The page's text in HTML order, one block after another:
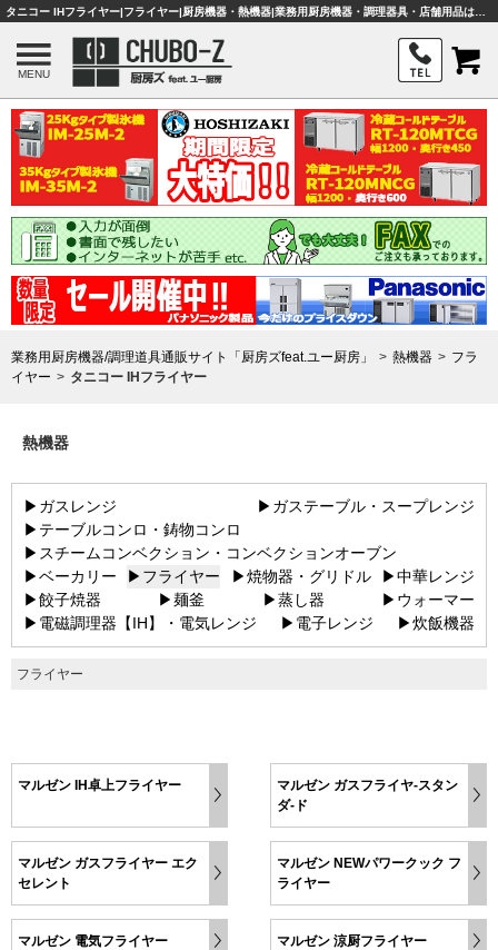
MENU
業務用厨房機器/調理道具通販サイト「厨房ズfeat.ユー厨房」 熱機器
フラ
イヤー
タニコー IHフライヤー
熱機器
▶ガスレンジ
▶ガステーブル・スープレンジ
▶テーブルコンロ・鋳物コンロ
▶スチームコンベクション・コンベクションオーブン
▶ベーカリー
▶フライヤー ▶焼物器・グリドル
▶中華レンジ
▶餃子焼器
▶麺釜 ▶蒸し器
▶ウォーマー
▶電磁調理器【IH】・電気レンジ
▶電子レンジ ▶炊飯機器
フライヤー
マルゼン IH卓上フライヤー
マルゼン ガスフライヤ-スタン
ダ-ド
マルゼン ガスフライヤー エク
セレント
マルゼン NEWパワークック フ
ライヤー
マルゼン 電気フライヤー マルゼン 涼厨フライヤー